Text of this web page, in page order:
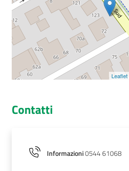
Seguici
su
Leaflet
Contatti
Informazioni0544 61068